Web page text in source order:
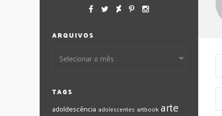
ARQUIVOS
TAGS
adoldescência adolescentes artbook arte